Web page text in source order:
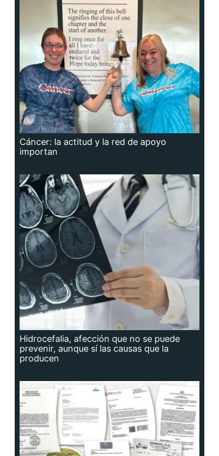
Cáncer: la actitud y la red de apoyo
importan
Hidrocefalia, afección que no se puede
prevenir, aunque sí las causas que la
producen